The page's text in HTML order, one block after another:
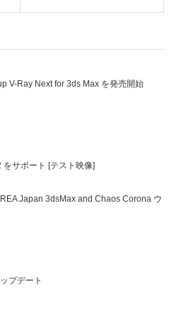
V-Ray Next for 3ds Max を発売開始
サポート [テスト映像]
Japan 3dsMax and Chaos Corona ウ
プデート